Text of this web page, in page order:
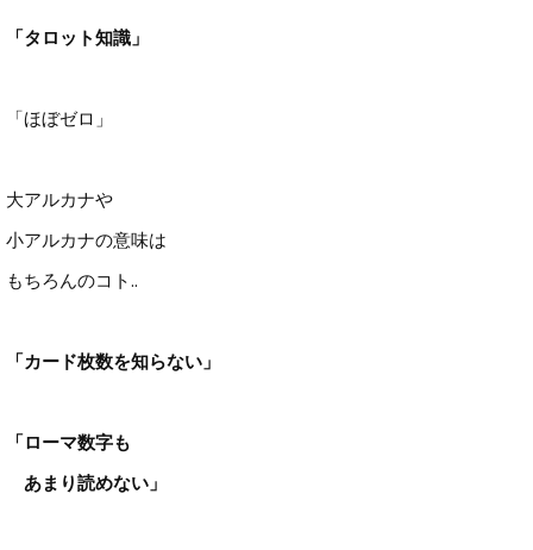
「タロット知識」
「ほぼゼロ」
大アルカナや
小アルカナの意味は
もちろんのコト..
「カード枚数を知らない」
「ローマ数字も
あまり読めない」